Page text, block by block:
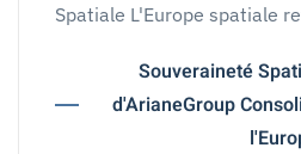
Spatiale L'Europe spatiale
Souveraineté
d'ArianeGroup